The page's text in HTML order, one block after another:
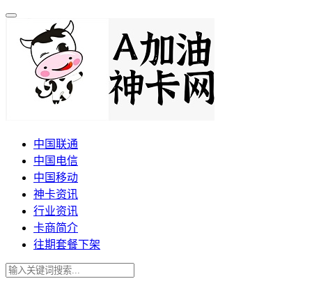
中国联通
中国电信
中国移动
神卡资讯
行业资讯
卡商简介
往期套餐下架